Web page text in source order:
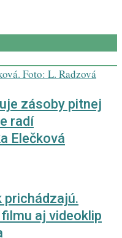
zásoby pitnej
radí
Elečková
prichádzajú.
aj videoklip